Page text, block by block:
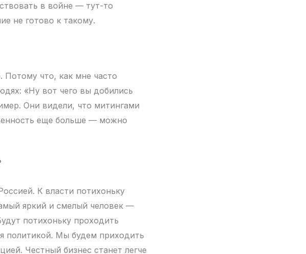
в войне — тут-то
не готово к такому.
что, как мне часто
«Ну вот чего вы добились
Они видели, что митингами
еще больше — можно
К власти потихоньку
яркий и смелый человек —
потихоньку проходить
политикой. Мы будем приходить
Честный бизнес станет легче